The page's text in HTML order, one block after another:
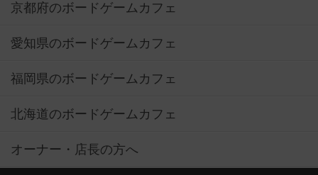
京都府のボードゲームカフェ
愛知県のボードゲームカフェ
福岡県のボードゲームカフェ
北海道のボードゲームカフェ
オーナー・店長の方へ